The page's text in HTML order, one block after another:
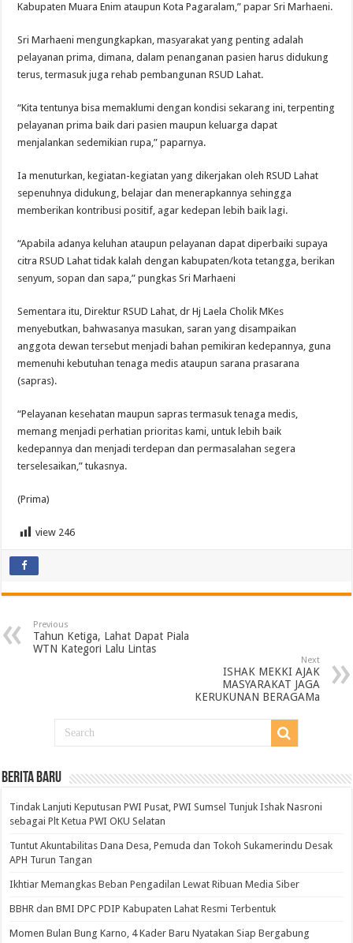
Kabupaten Muara Enim ataupun Kota Pagaralam,” papar Sri Marhaeni.
Sri Marhaeni mengungkapkan, masyarakat yang penting adalah
pelayanan prima, dimana, dalam penanganan pasien harus didukung
terus, termasuk juga rehab pembangunan RSUD Lahat.
“Kita tentunya bisa memaklumi dengan kondisi sekarang ini, terpenting
pelayanan prima baik dari pasien maupun keluarga dapat
menjalankan sedemikian rupa,” paparnya.
Ia menuturkan, kegiatan-kegiatan yang dikerjakan oleh RSUD Lahat
sepenuhnya didukung, belajar dan menerapkannya sehingga
memberikan kontribusi positif, agar kedepan lebih baik lagi.
“Apabila adanya keluhan ataupun pelayanan dapat diperbaiki supaya
citra RSUD Lahat tidak kalah dengan kabupaten/kota tetangga, berikan
senyum, sopan dan sapa,” pungkas Sri Marhaeni
Sementara itu, Direktur RSUD Lahat, dr Hj Laela Cholik MKes
menyebutkan, bahwasanya masukan, saran yang disampaikan
anggota dewan tersebut menjadi bahan pemikiran kedepannya, guna
memenuhi kebutuhan tenaga medis ataupun sarana prasarana
(sapras).
“Pelayanan kesehatan maupun sapras termasuk tenaga medis,
memang menjadi perhatian prioritas kami, untuk lebih baik
kedepannya dan menjadi terdepan dan permasalahan segera
terselesaikan,” tukasnya.
(Prima)
view 246
Previous
Tahun Ketiga, Lahat Dapat Piala
WTN Kategori Lalu Lintas
Next
ISHAK MEKKI AJAK
MASYARAKAT JAGA
KERUKUNAN BERAGAMa
BERITA BARU
Tindak Lanjuti Keputusan PWI Pusat, PWI Sumsel Tunjuk Ishak Nasroni
sebagai Plt Ketua PWI OKU Selatan
Tuntut Akuntabilitas Dana Desa, Pemuda dan Tokoh Sukamerindu Desak
APH Turun Tangan
Ikhtiar Memangkas Beban Pengadilan Lewat Ribuan Media Siber
BBHR dan BMI DPC PDIP Kabupaten Lahat Resmi Terbentuk
Momen Bulan Bung Karno, 4 Kader Baru Nyatakan Siap Bergabung